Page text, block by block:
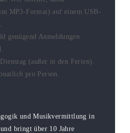
MP3-Format) auf einem USB-
genügend Anmeldungen
(außer in den Ferien).
pro Person.
und Musikvermittlung in
bringt über 10 Jahre